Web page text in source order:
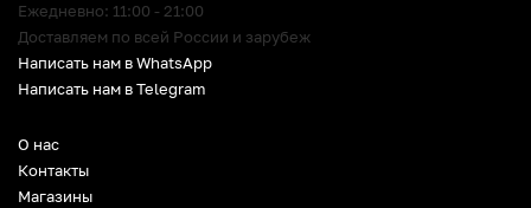
О нас
Контакты
Магазины
Ежедневно: 11:00 - 21:00
Доставляем по всей России и зарубеж
Написать нам в WhatsApp
Написать нам в Telegram